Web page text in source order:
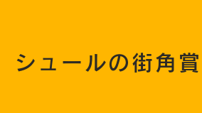
シュールの街角賞